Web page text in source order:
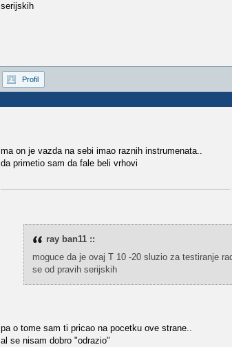
serijskih
Profil
ma on je vazda na sebi imao raznih instrumenata..
da primetio sam da fale beli vrhovi
ray ban11 ::
moguce da je ovaj T 10 -20 sluzio za testiranje
se od pravih serijskih
pa o tome sam ti pricao na pocetku ove strane..
al se nisam dobro "odrazio"